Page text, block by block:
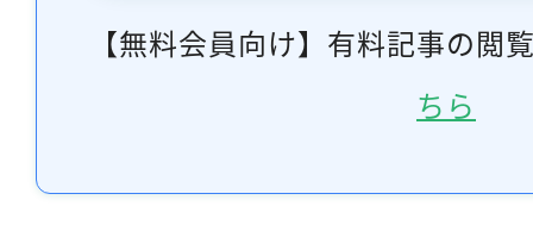
【無料会員向け】有料記事の閲
ちら